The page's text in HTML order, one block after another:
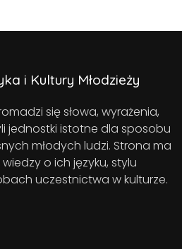
i Kultury Młodzieży
się słowa, wyrażenia,
jednostki istotne dla sposobu
młodych ludzi. Strona ma
o ich języku, stylu
uczestnictwa w kulturze.